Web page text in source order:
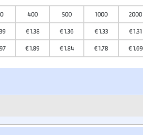
400 500 1000 2000
€1,38 €1,36 €1,33 €1,31
€1,89 €1,84 €1,78 €1,69